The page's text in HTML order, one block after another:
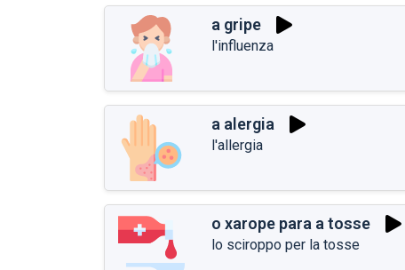
a gripe
l'influenza
a alergia
l'allergia
o xarope para a tosse
lo sciroppo per la tosse